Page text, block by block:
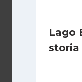
Lago
storia